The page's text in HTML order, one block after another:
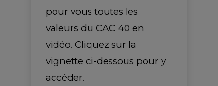
pour vous toutes les
valeurs duCAC 40 en
vidéo. Cliquez sur la
vignette ci-dessous pour y
accéder.